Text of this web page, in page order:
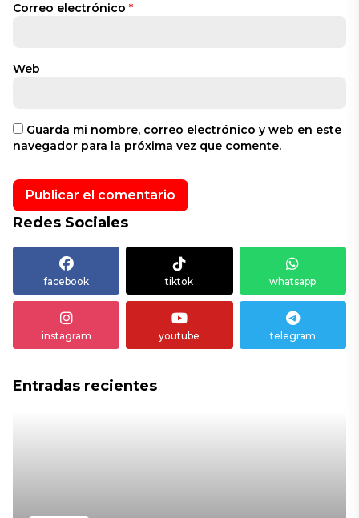
Correo electrónico *
Web
Guarda mi nombre, correo electrónico y web en este
navegador para la próxima vez que comente.
Redes Sociales
facebook tiktok whatsapp
instagram youtube telegram
Entradas recientes